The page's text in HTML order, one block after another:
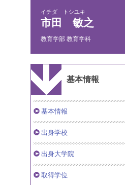
イチダ トシユキ
市田 敏之
教育学部 教育学科
基本情報
基本情報
出身学校
出身大学院
取得学位